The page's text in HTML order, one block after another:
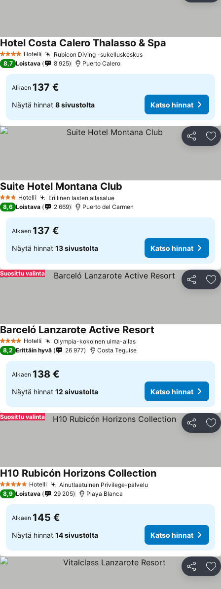
4 Tähtiluokitus
Hotelli Rubicon Diving -sukelluskeskusKatso hinnat
Hotel Costa Calero Thalasso & Spa
8,7 Loistava 8 925 Puerto Calero
Alkaen 137 €
Näytä hinnat 8 sivustolta Katso hinnat
Jaa
3 Tähtiluokitus
Hotelli Erillinen lasten allasalueKatso hinnat
Suite Hotel Montana Club
8,6 Loistava 2 669 Puerto del Carmen
Alkaen 137 €
Näytä hinnat 13 sivustolta Katso hinnat
Jaa
Suosittu valinta
4 Tähtiluokitus
Hotelli Olympia-kokoinen uima-allasKatso hinnat
Barceló Lanzarote Active Resort
8,2 Erittäin hyvä 26 977 Costa Teguise
Alkaen 138 €
Näytä hinnat 12 sivustolta Katso hinnat
Jaa
Suosittu valinta
5 Tähtiluokitus
Hotelli Ainutlaatuinen Privilege-palvelu
H10 Rubicón Horizons CollectionKatso hinnat
8,9 Loistava 29 205 Playa Blanca
Alkaen 145 €
Näytä hinnat 14 sivustolta Katso hinnat
Jaa